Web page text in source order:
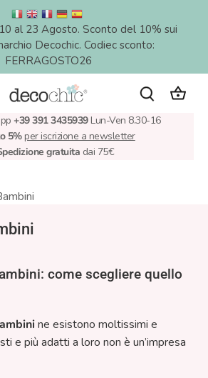
al 23 Agosto. Sconto del 10% sui
Decochic. Codiec sconto:
FERRAGOSTO26
+39 391 3435939Lun-Ven 8.30-16
5%per iscrizione a newsletter
gratuita dai 75€
come scegliere quello
ne esistono moltissimi e
e più adatti a loro non è un’impresa